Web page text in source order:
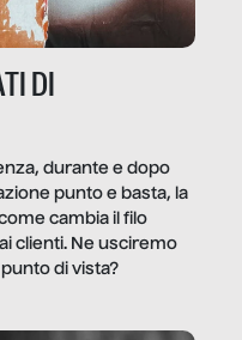
DI
durante e dopo
punto e basta, la
cambia il filo
clienti. Ne usciremo
di vista?